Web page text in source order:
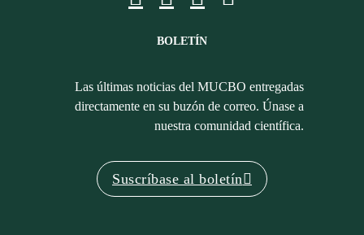
BOLETÍN
Las últimas noticias del MUCBO entregadas
directamente en su buzón de correo. Únase a
nuestra comunidad científica.
Suscríbase al boletín